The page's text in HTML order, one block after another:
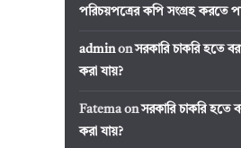
পরিচয়পত্রের কপি সংগ্রহ করতে
adminonসরকারি চাকরি হতে
করা যায়?
Fatemaonসরকারি চাকরি হতে
করা যায়?